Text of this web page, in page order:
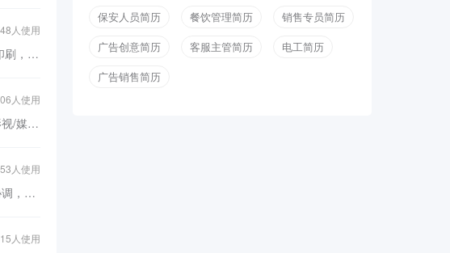
客户ae简历模板，基本信息，姓名：简历本，求职意向：销售行政/商务/市场/影视/媒体/出版/印刷，工作经历：1.拓展客户，完成交易2.客户项目执行3.交片成单...
人使用
ae专员简历模板，基本信息，姓名：简历本，求职意向：广告/会展/实习生/培训生/储备干部/影视/媒体/出版/印刷，工作经历：负责跟进客户，与客户进行谈判、联络、提案、收款等；以及供应商选择，制定策略、协调资源、分派工作、监督进程。...
人使用
广告ae简历模板，基本信息，姓名：简历本，求职意向：公关/媒介/广告/会展/项目管理/项目协调，工作经历：1.为客户提供行业媒体计划方案，并监督执行。2.与客户进行专业的沟通，维系良好的客户关系。3.将客户诉求向公司各部门传达、沟通、执行，达成客户设计要求。4.负责美陈部门的客户对接工作，沟通签订合同、敲定设计方案、督促现场施工进度按时完成验收。合作客户：香格里拉【赣州】/享海1777【惠东】/蓝湾半岛【赣州】/龙华九方【深圳】/九方购物中心【成都】...
人使用
人使用
保安人员简历
餐饮管理简历
销售专员简历
广告创意简历
客服主管简历
电工简历
广告销售简历